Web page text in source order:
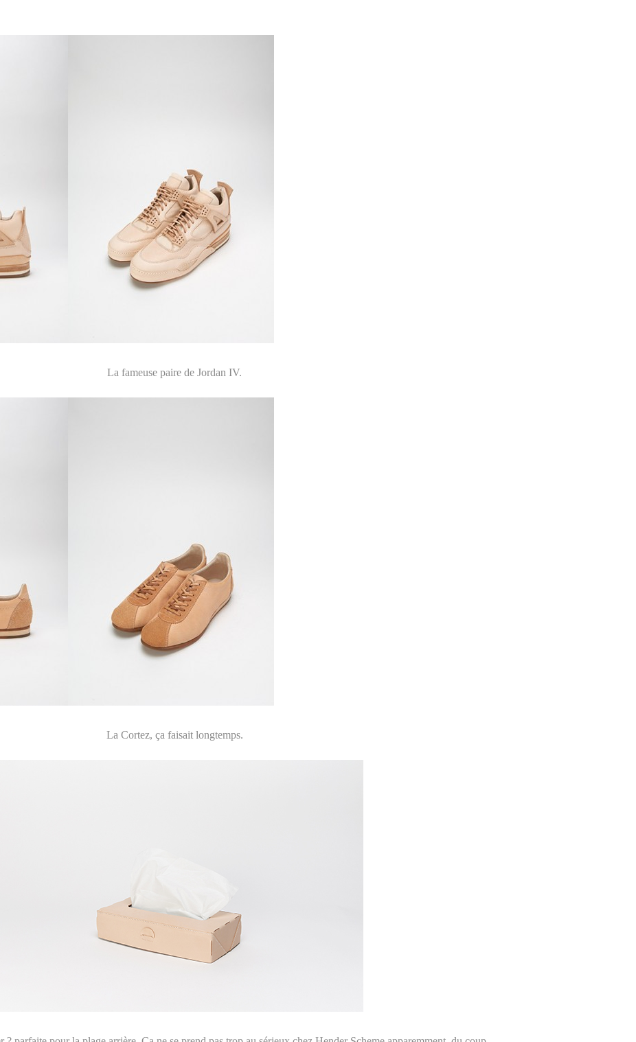
La fameuse paire de Jordan IV.
La Cortez, ça faisait longtemps.